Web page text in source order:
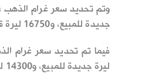
جديدة للمبيع، و16750 ليرة قديمة للشراء.‏ ‏
ليرة جديدة للمبيع، و14300 ليرة جديدة للشراء.